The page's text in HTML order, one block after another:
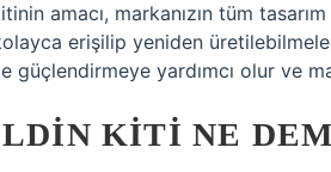
amacı, markanızın tüm
erişilip yeniden
güçlendirmeye yardımcı olur ve
KITI NE